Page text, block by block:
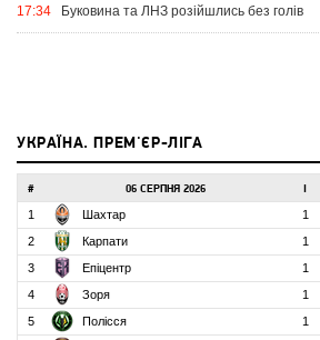
17:34 Буковина та ЛНЗ розійшлись без голів
УКРАЇНА. ПРЕМ'ЄР-ЛІГА
# 06 СЕРПНЯ 2026
1 Шахтар 1
2
Карпати 1
3
Епіцентр 1
4
Зоря 1
5
Полісся 1